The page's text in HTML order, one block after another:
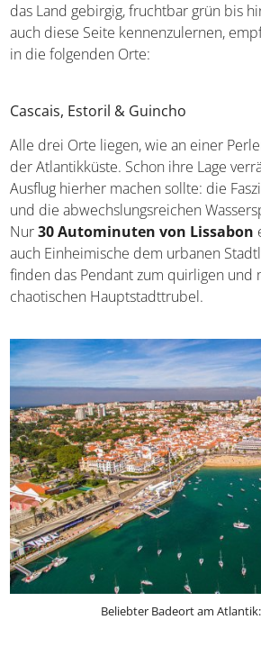
das Land gebirgig, fruchtbar grün bis
auch diese Seite kennenzulernen,
in die folgenden Orte:
Cascais, Estoril & Guincho
Alle drei Orte liegen, wie an einer
der Atlantikküste. Schon ihre Lage
Ausflug hierher machen sollte: die
und die abwechslungsreichen
Nur30 Autominuten von Lissabon
auch Einheimische dem urbanen
finden das Pendant zum quirligen und
chaotischen Hauptstadttrubel.
Beliebter Badeort am Atlantik: